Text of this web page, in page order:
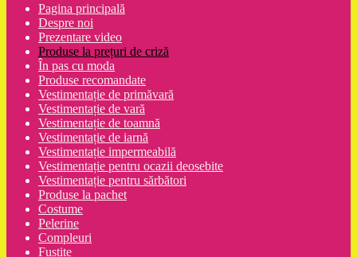
Pagina principală
Despre noi
Prezentare video
Produse la prețuri de criză
În pas cu moda
Produse recomandate
Vestimentație de primăvară
Vestimentație de vară
Vestimentație de toamnă
Vestimentație de iarnă
Vestimentație impermeabilă
Vestimentație pentru ocazii deosebite
Vestimentație pentru sărbători
Produse la pachet
Costume
Pelerine
Compleuri
Fustițe